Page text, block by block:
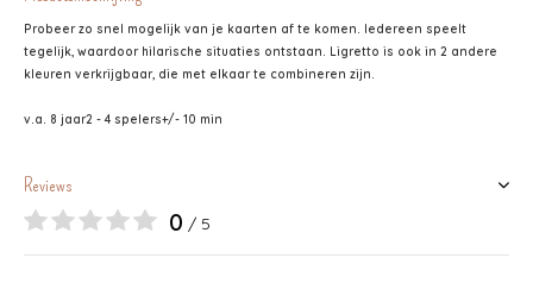
Probeer zo snel mogelijk van je kaarten af te komen. Iedereen speelt
tegelijk, waardoor hilarische situaties ontstaan. Ligretto is ook in 2 andere
kleuren verkrijgbaar, die met elkaar te combineren zijn.
v.a. 8 jaar2 - 4 spelers+/- 10 min
Reviews
0 / 5